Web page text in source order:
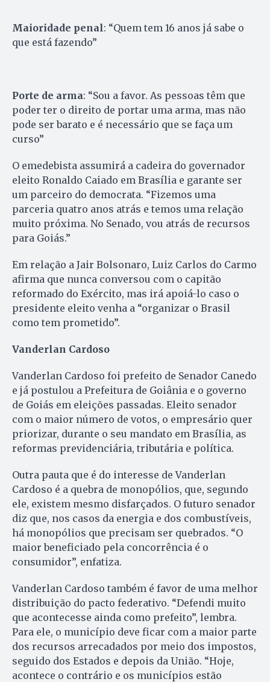
Maioridade penal: “Quem tem 16 anos já sabe o
que está fazendo”
Porte de arma: “Sou a favor. As pessoas têm que
poder ter o direito de portar uma arma, mas não
pode ser barato e é necessário que se faça um
curso”
O emedebista assumirá a cadeira do governador
eleito Ronaldo Caiado em Brasília e garante ser
um parceiro do democrata. “Fizemos uma
parceria quatro anos atrás e temos uma relação
muito próxima. No Senado, vou atrás de recursos
para Goiás.”
Em relação a Jair Bolsonaro, Luiz Carlos do Carmo
afirma que nunca conversou com o capitão
reformado do Exército, mas irá apoiá-lo caso o
presidente eleito venha a “organizar o Brasil
como tem prometido”.
Vanderlan Cardoso
Vanderlan Cardoso foi prefeito de Senador Canedo
e já postulou a Prefeitura de Goiânia e o governo
de Goiás em eleições passadas. Eleito senador
com o maior número de votos, o empresário quer
priorizar, durante o seu mandato em Brasília, as
reformas previdenciária, tributária e política.
Outra pauta que é do interesse de Vanderlan
Cardoso é a quebra de monopólios, que, segundo
ele, existem mesmo disfarçados. O futuro senador
diz que, nos casos da energia e dos combustíveis,
há monopólios que precisam ser quebrados. “O
maior beneficiado pela concorrência é o
consumidor”, enfatiza.
Vanderlan Cardoso também é favor de uma melhor
distribuição do pacto federativo. “Defendi muito
que acontecesse ainda como prefeito”, lembra.
Para ele, o município deve ficar com a maior parte
dos recursos arrecadados por meio dos impostos,
seguido dos Estados e depois da União. “Hoje,
acontece o contrário e os municípios estão